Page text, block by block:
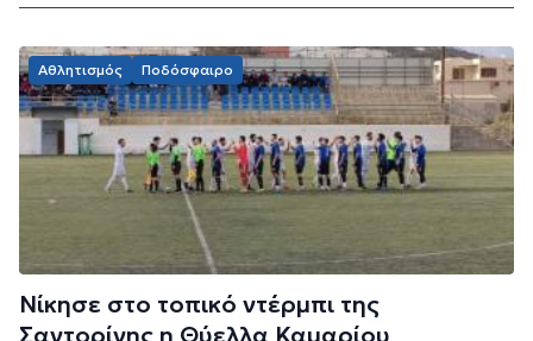
Αθλητισμός Ποδόσφαιρο
Νίκησε στο τοπικό ντέρμπι της
Σαντορίνης η Θύελλα Καμαρίου